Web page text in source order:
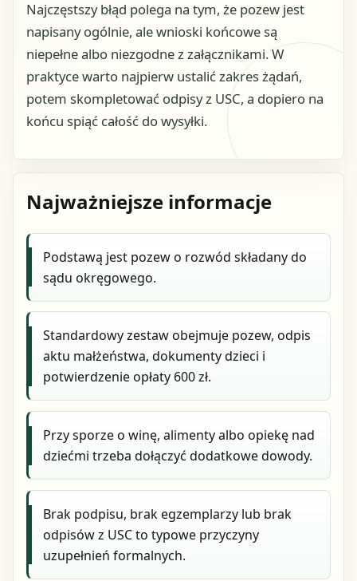
Najczęstszy błąd polega na tym, że pozew jest
napisany ogólnie, ale wnioski końcowe są
niepełne albo niezgodne z załącznikami. W
praktyce warto najpierw ustalić zakres żądań,
potem skompletować odpisy z USC, a dopiero na
końcu spiąć całość do wysyłki.
Najważniejsze informacje
Podstawą jest pozew o rozwód składany do
sądu okręgowego.
Standardowy zestaw obejmuje pozew, odpis
aktu małżeństwa, dokumenty dzieci i
potwierdzenie opłaty 600 zł.
Przy sporze o winę, alimenty albo opiekę nad
dziećmi trzeba dołączyć dodatkowe dowody.
Brak podpisu, brak egzemplarzy lub brak
odpisów z USC to typowe przyczyny
uzupełnień formalnych.